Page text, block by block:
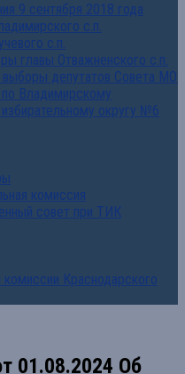
9 сентября 2018 года
с.п.
с.п.
главы Отважненского с.п.
депутатов Совета МО
Владимирскому
округу №6
комиссия
совет при ТИК
комиссии Краснодарского
01.08.2024 Об